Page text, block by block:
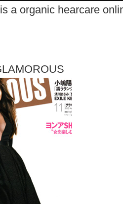
a organic hearcare